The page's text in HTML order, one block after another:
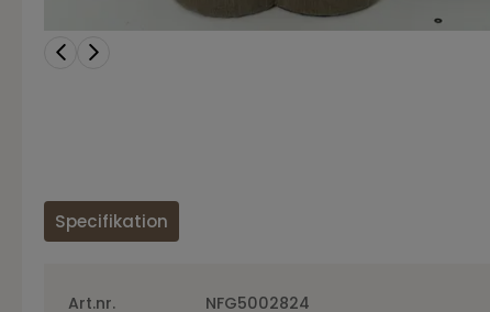
Specifikation
Art.nr. NFG5002824